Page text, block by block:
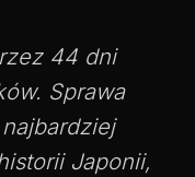
44 dni
Sprawa
Japonii,